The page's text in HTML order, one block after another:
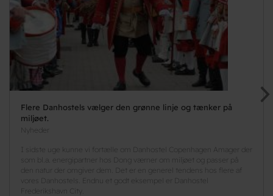
Flere Danhostels vælger den grønne linje og tænker på
miljøet.
I sidste uge kunne vi fortælle om Danhostel Copenhagen Amager der
som bl.a. energipartner hos Dong værner om miljøet og passer på
den natur der omgiver dem. Det er en generel tendens hos flere af
vores Danhostels. Endnu et godt eksempel er Danhostel
Frederikshavn City.